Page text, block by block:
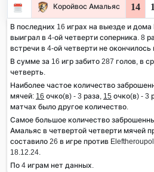
Коройвос Амальяс 14
В последних 16 играх на выезде и
выиграл в 4-ой четверти соперника. 8
встречи в 4-ой четверти не
В сумме за 16 игр забито 287 голов, в
четверть.
Наиболее частое количество
мячей: 16 очко(в) - 3 раза, 15 очко(в) - 3
матчах было другое количество.
Самое большое количество
Амальяс в четвертой четверти мячей
составило 26 в игре против
18.12.24.
По 4 играм нет данных.